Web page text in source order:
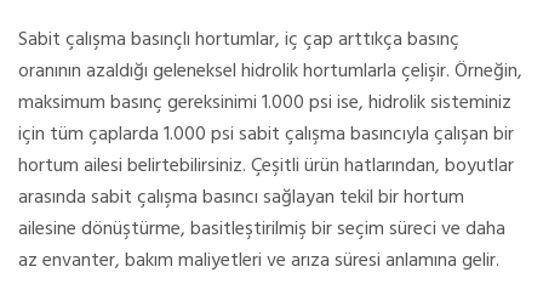
Sabit çalışma basınçlı hortumlar, iç çap arttıkça basınç
oranının azaldığı geleneksel hidrolik hortumlarla çelişir. Örneğin,
maksimum basınç gereksinimi 1.000 psi ise, hidrolik sisteminiz
için tüm çaplarda 1.000 psi sabit çalışma basıncıyla çalışan bir
hortum ailesi belirtebilirsiniz. Çeşitli ürün hatlarından, boyutlar
arasında sabit çalışma basıncı sağlayan tekil bir hortum
ailesine dönüştürme, basitleştirilmiş bir seçim süreci ve daha
az envanter, bakım maliyetleri ve arıza süresi anlamına gelir.